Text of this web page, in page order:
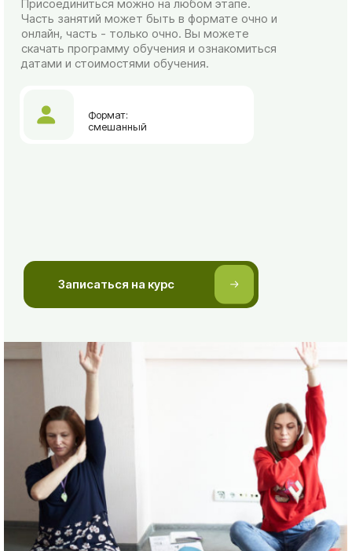
Кто проводит
обучение?